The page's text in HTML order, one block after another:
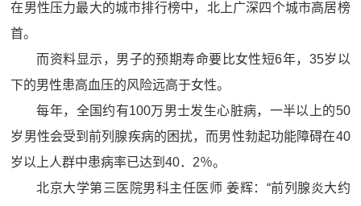
在男性压力最大的城市排行榜中，北上广深四个城市高居榜
首。
而资料显示，男子的预期寿命要比女性短6年，35岁以
下的男性患高血压的风险远高于女性。
每年，全国约有100万男士发生心脏病，一半以上的50
岁男性会受到前列腺疾病的困扰，而男性勃起功能障碍在40
岁以上人群中患病率已达到40．2％。
北京大学第三医院男科主任医师 姜辉：“前列腺炎大约